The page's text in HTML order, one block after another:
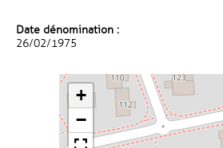
Date dénomination :
26/02/1975
+
−